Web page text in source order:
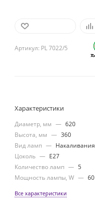
Артикул: PL 7022/5
Характеристики
Диаметр, мм — 620
Высота, мм — 360
Вид ламп — Накаливания
Цоколь — E27
Количество ламп — 5
Мощность лампы, W — 60
Все характеристики